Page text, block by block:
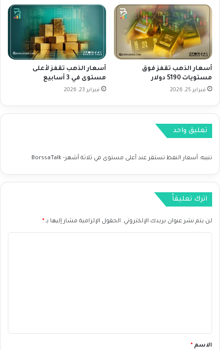
م
ة
ب
س
ي
س
ا
ي
د
ا
ي
أسعار الذهب تقفز فوق
مستويات 5190 دولار
فبراير 25, 2026
أسعار الذهب تقفز لأعلى
مستوى في 3 أسابيع
فبراير 23, 2026
تعليق واحد
تنبيه: أسعار النفط تستقر عند أعلى مستوى في ثلاثة أشهر- BorssaTalk
اترك تعليقاً
لن يتم نشر عنوان بريدك الإلكتروني. الحقول الإلزامية مشار إليها بـ *
*الاسم *